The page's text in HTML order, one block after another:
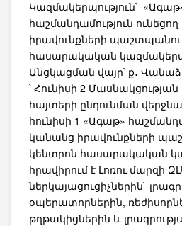
Կազմակերպություն՝
հաշմանդամություն
իրավունքների
հասարակական
Անցկացման վայր՝ ք․
՝ Հունիսի 2 Մասնակցության
հայտերի ընդունման
հունիսի 1 «Ագաթ»
կանանց իրավունքների
կենտրոն հասարակական
հրավիրում է Լոռու մարզի
ներկայացուցիչներին`
օպերատորներին,
թղթակիցներին և